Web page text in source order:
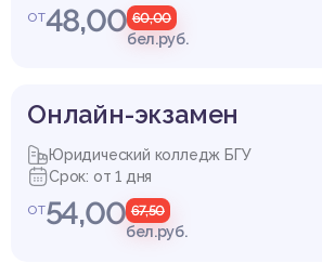
от48,00 60,00
бел.руб.
Онлайн-экзамен
Юридический колледж БГУ
Срок: от 1 дня
от54,00 67,50
бел.руб.